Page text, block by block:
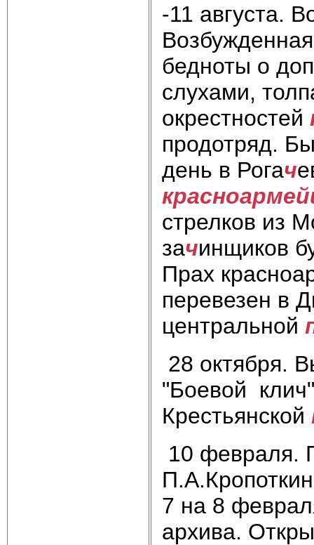
-11 августа.
бедноты о
слухами,
окрестностей
продотряд.
день в Рогач
стрелков из
зачинщиков
Прах
перевезен в
центральной
28 октября.
"Боевой
Крестьянской
10 февраля.
7 на 8
архива.